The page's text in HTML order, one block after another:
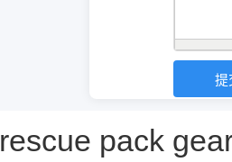
rescue pack